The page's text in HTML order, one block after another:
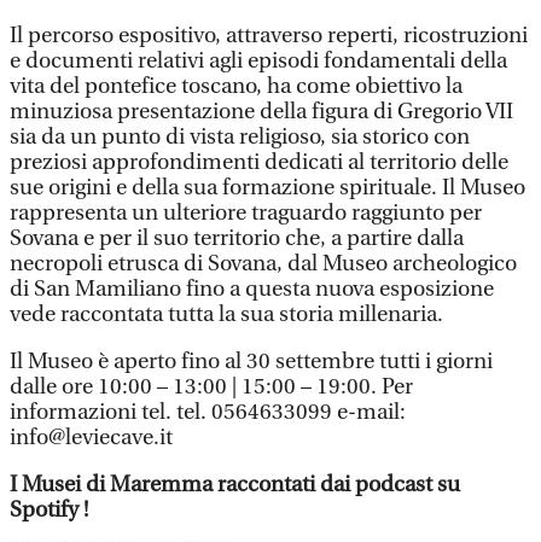
Il percorso espositivo, attraverso reperti, ricostruzioni
e documenti relativi agli episodi fondamentali della
vita del pontefice toscano, ha come obiettivo la
minuziosa presentazione della figura di Gregorio VII
sia da un punto di vista religioso, sia storico con
preziosi approfondimenti dedicati al territorio delle
sue origini e della sua formazione spirituale. Il Museo
rappresenta un ulteriore traguardo raggiunto per
Sovana e per il suo territorio che, a partire dalla
necropoli etrusca di Sovana, dal Museo archeologico
di San Mamiliano fino a questa nuova esposizione
vede raccontata tutta la sua storia millenaria.
Il Museo è aperto fino al 30 settembre tutti i giorni
dalle ore 10:00 – 13:00 | 15:00 – 19:00. Per
informazioni tel. tel. 0564633099 e-mail:
info@leviecave.it
I Musei di Maremma raccontati dai podcast su
Spotify !